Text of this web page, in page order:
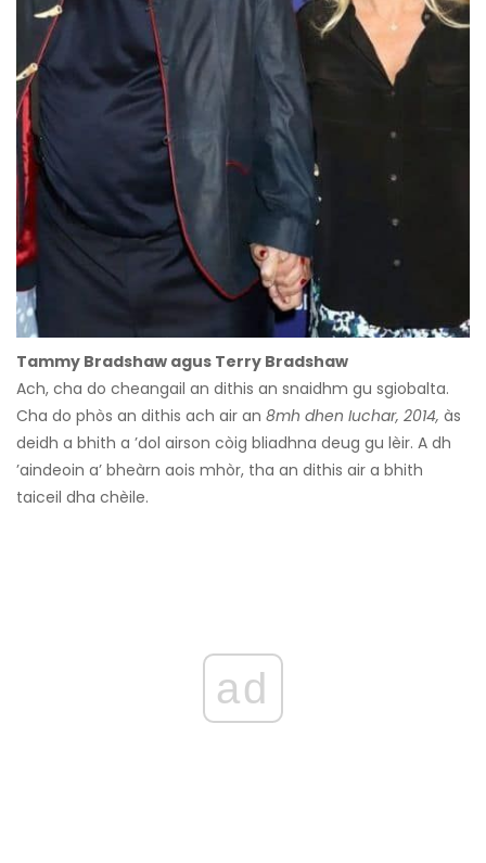
Tammy Bradshaw agus Terry Bradshaw
Ach, cha do cheangail an dithis an snaidhm gu sgiobalta.
Cha do phòs an dithis ach air an 8mh dhen Iuchar, 2014, às
deidh a bhith a ’dol airson còig bliadhna deug gu lèir. A dh
’aindeoin a’ bheàrn aois mhòr, tha an dithis air a bhith
taiceil dha chèile.
ad